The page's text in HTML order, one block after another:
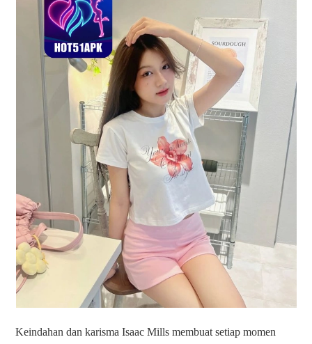
Keindahan dan karisma Isaac Mills membuat setiap momen